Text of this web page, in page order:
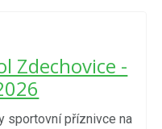
Zdechovice -
sportovní příznivce na